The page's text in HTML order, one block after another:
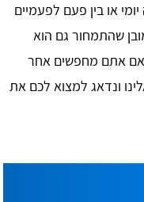
או בין פעם לפעמיים
שהתמחור גם הוא
אם אתם מחפשים אחר
ונדאג למצוא לכם את